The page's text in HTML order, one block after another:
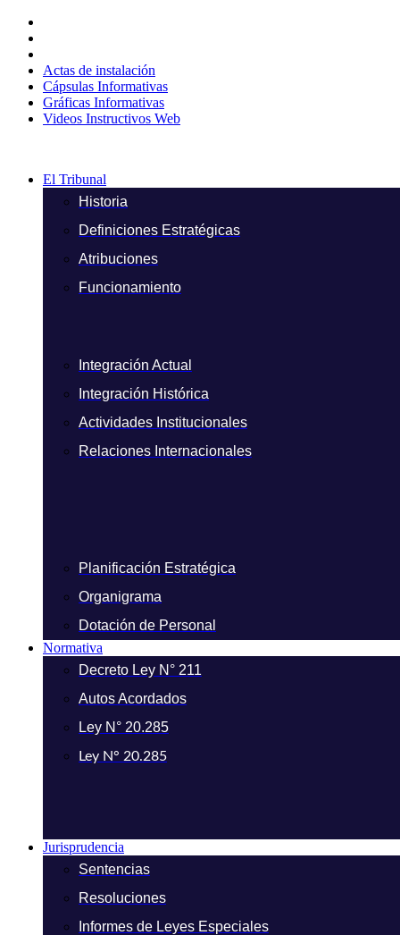
contenido
Actas de instalación
Cápsulas Informativas
Gráficas Informativas
Videos Instructivos Web
El Tribunal
Historia
Definiciones Estratégicas
Atribuciones
Funcionamiento
Integración Actual
Integración Histórica
Actividades Institucionales
Relaciones Internacionales
Planificación Estratégica
Organigrama
Dotación de Personal
Normativa
Decreto Ley N° 211
Autos Acordados
Ley N° 20.285
Ley N° 20.285
Jurisprudencia
Sentencias
Resoluciones
Informes de Leyes Especiales